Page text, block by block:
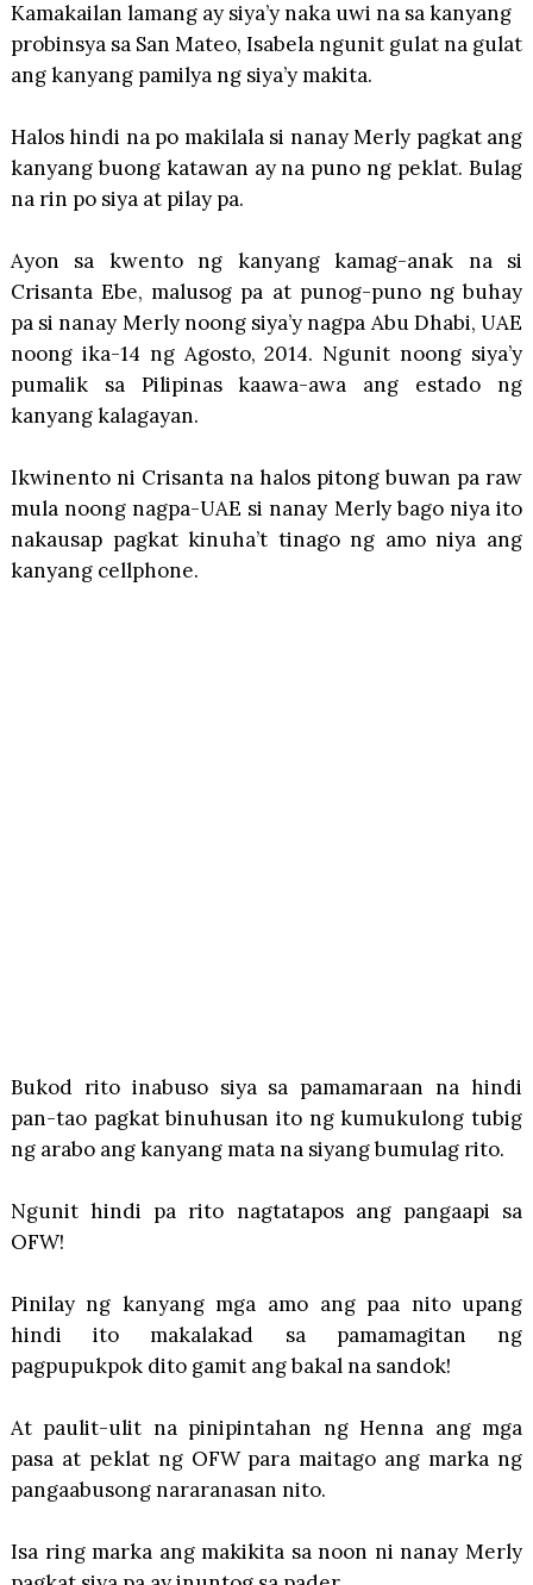
Kamakailan lamang ay siya’y naka uwi na sa kanyang
probinsya sa San Mateo, Isabela ngunit gulat na gulat
ang kanyang pamilya ng siya’y makita.
Halos hindi na po makilala si nanay Merly pagkat ang
kanyang buong katawan ay na puno ng peklat. Bulag
na rin po siya at pilay pa.
Ayon sa kwento ng kanyang kamag-anak na si
Crisanta Ebe, malusog pa at punog-puno ng buhay
pa si nanay Merly noong siya’y nagpa Abu Dhabi, UAE
noong ika-14 ng Agosto, 2014. Ngunit noong siya’y
pumalik sa Pilipinas kaawa-awa ang estado ng
kanyang kalagayan.
Ikwinento ni Crisanta na halos pitong buwan pa raw
mula noong nagpa-UAE si nanay Merly bago niya ito
nakausap pagkat kinuha’t tinago ng amo niya ang
kanyang cellphone.
Bukod rito inabuso siya sa pamamaraan na hindi
pan-tao pagkat binuhusan ito ng kumukulong tubig
ng arabo ang kanyang mata na siyang bumulag rito.
Ngunit hindi pa rito nagtatapos ang pangaapi sa
OFW!
Pinilay ng kanyang mga amo ang paa nito upang
hindi ito makalakad sa pamamagitan ng
pagpupukpok dito gamit ang bakal na sandok!
At paulit-ulit na pinipintahan ng Henna ang mga
pasa at peklat ng OFW para maitago ang marka ng
pangaabusong nararanasan nito.
Isa ring marka ang makikita sa noon ni nanay Merly